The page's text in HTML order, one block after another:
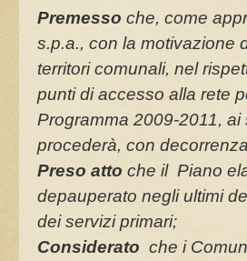
Premesso che, come
s.p.a., con la motivazione
territori comunali, nel
punti di accesso alla rete
Programma 2009-2011,
procederà, con
Preso atto che il Piano
depauperato negli ultimi
dei servizi primari;
Considerato che i